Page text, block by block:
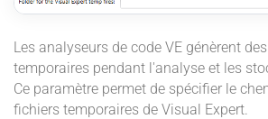
Les analyseurs de code VE génèrent
temporaires pendant l'analyse et les
Ce paramètre permet de spécifier le
fichiers temporaires de Visual Expert.